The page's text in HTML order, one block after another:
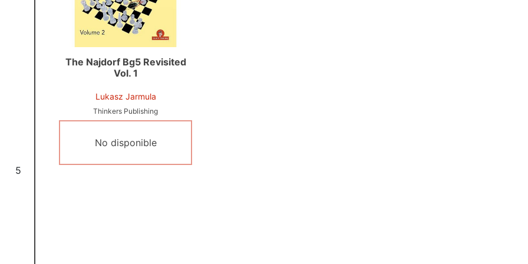
5
The Najdorf Bg5 Revisited
Vol. 1
Lukasz Jarmula
Thinkers Publishing
No disponible